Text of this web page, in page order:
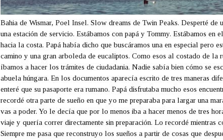
Bahia de Wismar, Poel Insel. Slow dreams de Twin Peaks. Desperté de
una estación de servicio. Estábamos con papá y Tommy. Estábamos en
hacia la costa. Papá había dicho que buscáramos una en especial pero
camino y una gran arboleda de eucaliptos. Como esos al costado de la
íbamos a hacer los trámites de ciudadania. Nadie sabía bien cómo se
abuela húngara. En los documentos aparecía escrito de tres maneras
enteré que su pasaporte era rumano. Papá disfrutaba mucho esos
recordé otra parte de sueño en que yo me preparaba para largar una
vas a poder. Yo le decía que por lo menos iba a hacer menos de tres
viaje y quería correr directamente sin preparación. Lo recordé mientras
Siempre me pasa que reconstruyo los sueños a partir de cosas que